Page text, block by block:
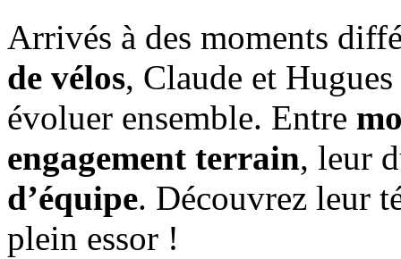
Arrivés à des moments
de vélos, Claude et
évoluer ensemble. Entre
engagement terrain, leur
d’équipe. Découvrez leur
plein essor !